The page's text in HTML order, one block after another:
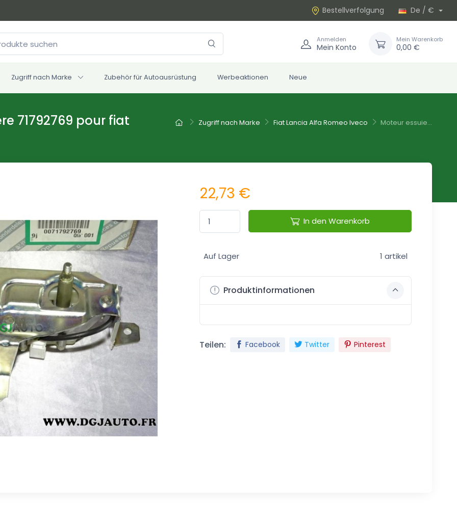
Bestellverfolgung De / €
Anmelden
Mein Konto
Mein Warenkorb
0,00 €
Zugriff nach Marke Zubehör für Autoausrüstung Werbeaktionen Neue
Zugriff nach Marke Fiat Lancia Alfa Romeo Iveco Moteur essuie...
71792769 pour fiat
22,73 €
In den Warenkorb
Auf Lager 1 artikel
Produktinformationen
Teilen: Facebook Twitter Pinterest